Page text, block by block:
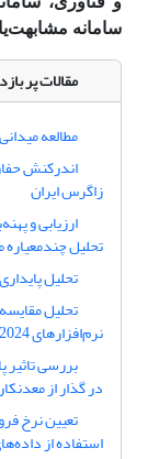
سامانه
مقالات پر
مطالعه
اندرکنش
زاگرس ایران
ارزیابی و
تحلیل
تحلیل
تحلیل
نرم‌افزارهای Plaxis LE V21 ، GeoStudio 2024 و Slide2
بررسی تاثیر
در گذار از
تعیین نرخ
استفاده از